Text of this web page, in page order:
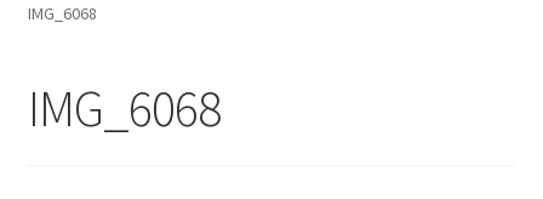
All Categories Shortcode
IMG_6068
IMG_6068